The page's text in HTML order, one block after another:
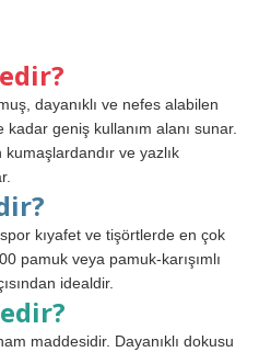
dayanıklı ve nefes alabilen
kadar geniş kullanım alanı sunar.
ve yazlık
kıyafet ve tişörtlerde en çok
pamuk veya pamuk-karışımlı
idealdir.
maddesidir. Dayanıklı dokusu